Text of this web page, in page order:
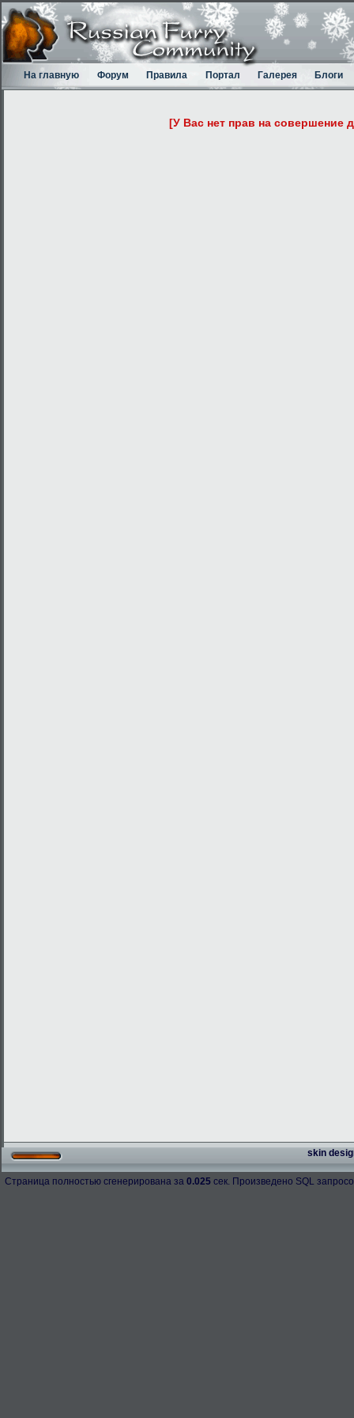
На главную Форум Правила Портал Галерея Блоги
[У Вас нет прав на совершение
skin
Страница полностью сгенерирована за 0.025 сек. Произведено SQL